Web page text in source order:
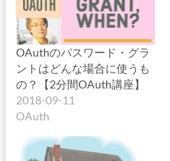
OAuthのパスワード・グラ
ントはどんな場合に使うも
の？【2分間OAuth講座】
2018-09-11
OAuth